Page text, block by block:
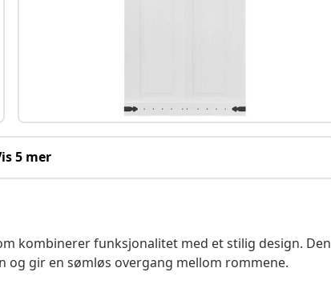
5 mer
kombinerer funksjonalitet med et stilig design. Den
gir en sømløs overgang mellom rommene.